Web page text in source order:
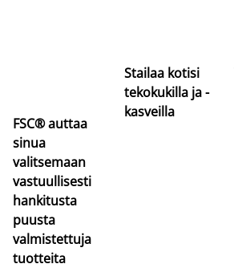
FSC® auttaa
sinua
valitsemaan
vastuullisesti
hankitusta
puusta
valmistettuja
tuotteita
Stailaa kotisi
tekokukilla ja -
kasveilla